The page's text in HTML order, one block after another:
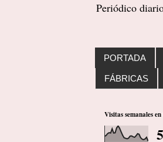
Periódico
PORTADA
FÁBRICAS
Visitas semanales